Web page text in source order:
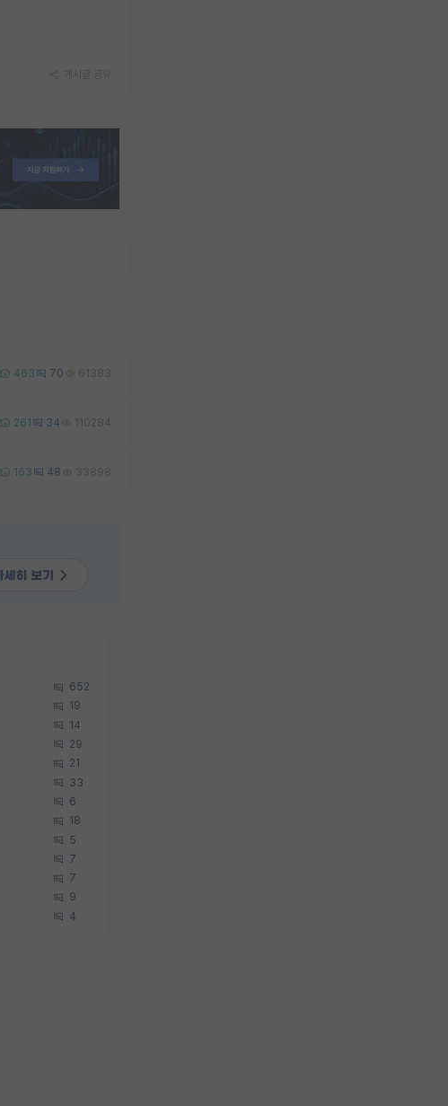
463 70 61383
261 34 110284
163 48 33898
652
19
14
29
21
33
6
18
5
7
7
9
4